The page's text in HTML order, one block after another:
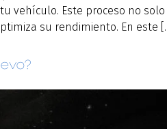
vehículo. Este proceso no
su rendimiento. En este